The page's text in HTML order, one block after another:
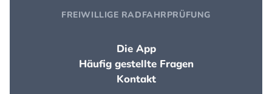
FREIWILLIGE RADFAHRPRÜFUNG
Die App
Häufig gestellte Fragen
Kontakt